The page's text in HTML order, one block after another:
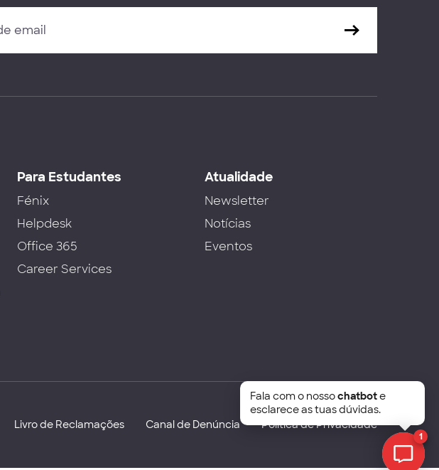
Para Estudantes
Fénix
Helpdesk
Office 365
Career Services
Atualidade
Newsletter
Notícias
Eventos
Livro de Reclamações Canal de Denúncia Política de Privacidade
1
Fala com o nossochatbote
esclarece as tuas dúvidas.